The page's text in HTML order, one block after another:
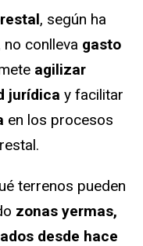
, según ha
conlleva gasto
agilizar
jurídica y facilitar
en los procesos
terrenos pueden
zonas yermas,
desde hace